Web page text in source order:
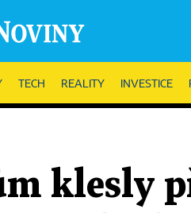
TECH REALITY INVESTICE
klesly